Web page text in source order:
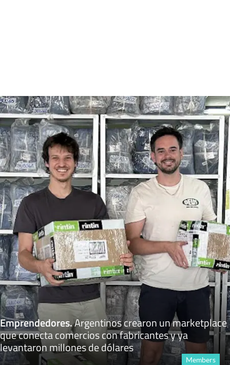
Emprendedores.Argentinos crearon un marketplace
que conecta comercios con fabricantes y ya
levantaron millones de dólares
Members